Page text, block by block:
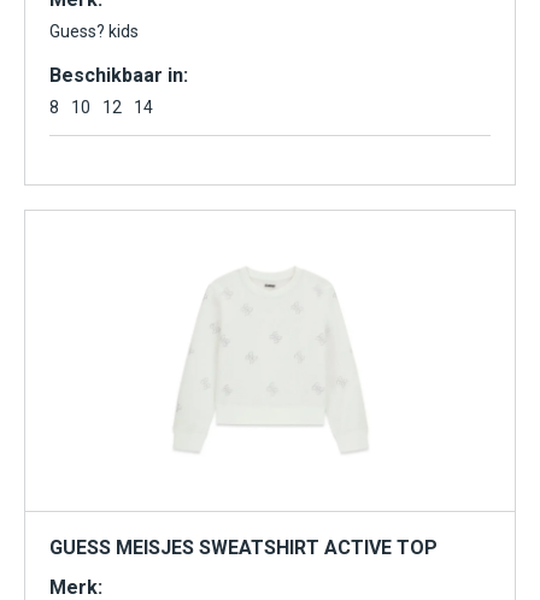
Guess? kids
Beschikbaar in:
8 10 12 14
GUESS MEISJES SWEATSHIRT ACTIVE TOP
Merk: